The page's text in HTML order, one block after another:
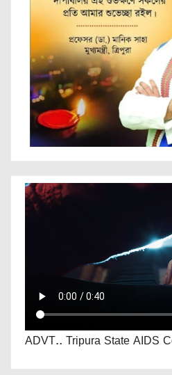
ADVT.. Tripura State AIDS